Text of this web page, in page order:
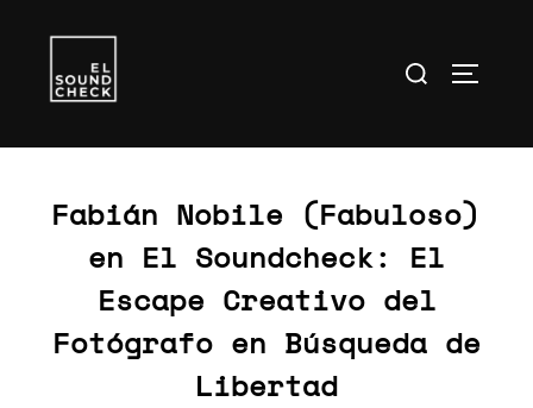
Buscar:
Etiqueta:
Fabián Nobile (Fabuloso)
en El Soundcheck: El
Escape Creativo del
Fotógrafo en Búsqueda de
Libertad